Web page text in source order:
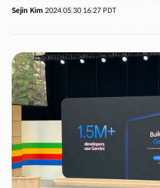
미 터프츠대 교수를 단독 인터뷰 했다. 크리스 밀
반도체의 문제는 HBM이 아니다. 파운드리다"며
것이다"며 "압도적 기술 격차를 갖도록 연구개발
인터뷰는 3차 반도체 전쟁이 벌어지고 있는 가운
스마트폰 15년에 이어 인공지능(AI) 기술이 바
11월 생성AI 챗봇 챗GPT가 출시된 후 AI 모델을
경쟁이 시작됐고, 이때 AI를 훈련하는 데 필수재
폭발적으로 증가했다.엔비디아와 함께 AMD, 마
마이크로소프트 등 관련 기업들은 주가와 시가
이들이 설계한 칩을 제조하는 기업들이 생겨나
형성됐다. 대만의 TSMC는 엔비디아가 설계한
‘파운드리’ 시장을 장악하며 넘사벽이 됐다. 한국
메모리(D램) 시장을 사실상 독점하고 있다. 메모
은 AI 알고리즘이 처리할 방대한 데이터 세트와
Sejin Kim 2024.05.30 16:27 PDT